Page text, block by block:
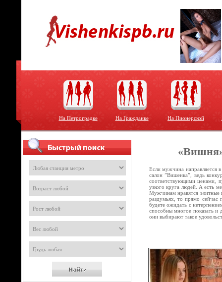
На Петроградке На Гражданке На Пионерской
Если мужчина направляется
салон ”Вишенка”, ведь
соответствующими ценами,
узкого круга людей. А есть
Мужчинам нравятся элитные
раздумьях, то прямо сейчас
будете ожидать с
способны многое показать и
они выбирают такое